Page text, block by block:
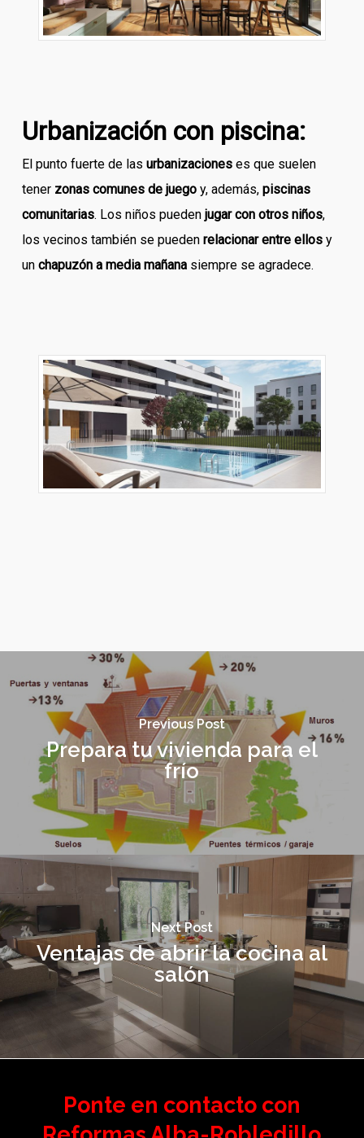
Urbanización con piscina:
El punto fuerte de las urbanizacioneses que suelen
tener zonas comunes de juegoy, además, piscinas
comunitarias. Los niños pueden jugar con otros niños,
los vecinos también se pueden relacionar entre ellosy
un chapuzón a media mañanasiempre se agradece.
Previous Post
Prepara tu vivienda para el
frío
Next Post
Ventajas de abrir la cocina al
salón
Ponte en contacto con